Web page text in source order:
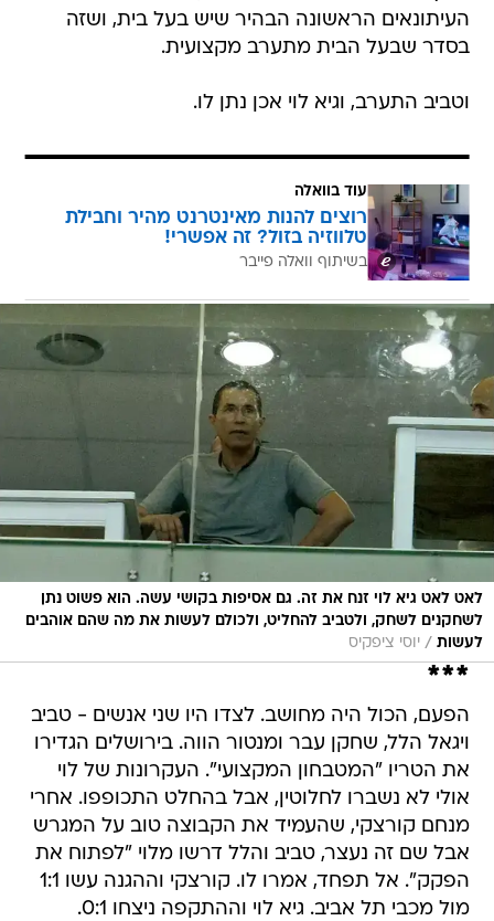
העיתונאים הראשונה הבהיר שיש בעל בית, ושזה
בסדר שבעל הבית מתערב מקצועית.
וטביב התערב, וגיא לוי אכן נתן לו.
עוד בוואלה
רוצים להנות מאינטרנט מהיר וחבילת
טלווזיה בזול? זה אפשרי!
בשיתוף וואלה פייבר
לאט לאט גיא לוי זנח את זה. גם אסיפות בקושי עשה. הוא פשוט נתן
לשחקנים לשחק, ולטביב להחליט, ולכולם לעשות את מה שהם אוהבים
לעשות / יוסי ציפקיס
***
הפעם, הכול היה מחושב. לצדו היו שני אנשים - טביב
ויגאל הלל, שחקן עבר ומנטור הווה. בירושלים הגדירו
את הטריו "המטבחון המקצועי". העקרונות של לוי
אולי לא נשברו לחלוטין, אבל בהחלט התכופפו. אחרי
מנחם קורצקי, שהעמיד את הקבוצה טוב על המגרש
אבל שם זה נעצר, טביב והלל דרשו מלוי "לפתוח את
הפקק". אל תפחד, אמרו לו. קורצקי וההגנה עשו 1:1
מול מכבי תל אביב. גיא לוי וההתקפה ניצחו 0:1.